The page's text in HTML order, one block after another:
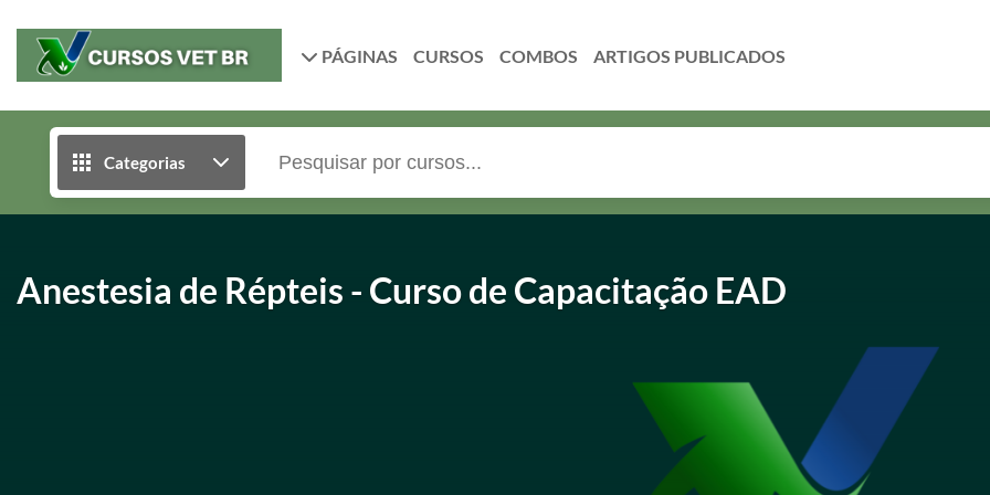
PÁGINAS CURSOS COMBOS
Categorias
Anestesia de Répteis - Curso de Capacitação EAD